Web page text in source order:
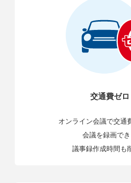
交通費ゼロ
オンライン会議で交通
会議を録画でき
議事録作成時間も